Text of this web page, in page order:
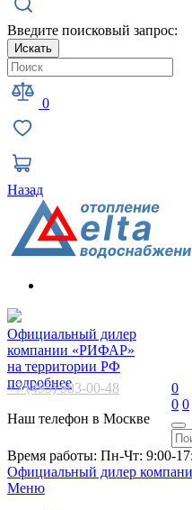
Введите поисковый запрос:
Искать
0
Назад
Официальный дилер
компании «РИФАР»
на территории РФ
подробнее
+7 (495) 983-00-48
Наш телефон в Москве
0
0 0
Время работы: Пн-Чт: 9:00-
Официальный дилер
Меню